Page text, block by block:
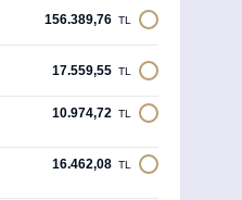
156.389,76 TL
17.559,55 TL
10.974,72 TL
16.462,08 TL